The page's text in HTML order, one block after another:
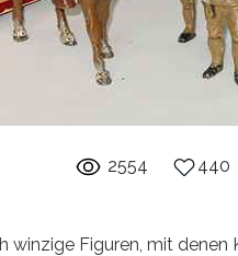
2554 440
winzige Figuren, mit